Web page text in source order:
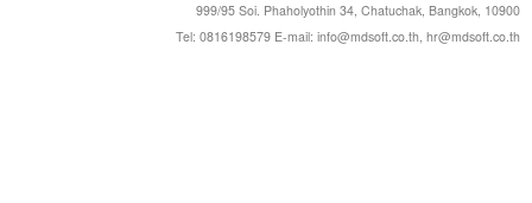
999/95 Soi. Phaholyothin 34, Chatuchak, Bangkok, 10900
Tel: 0816198579 E-mail: info@mdsoft.co.th, hr@mdsoft.co.th